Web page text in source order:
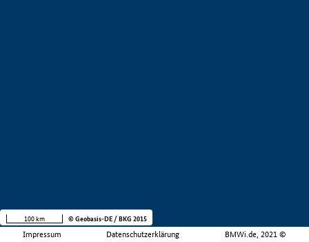
Impressum Datenschutzerklärung BMWi.de, 2021 ©
100 km © Geobasis-DE / BKG 2015